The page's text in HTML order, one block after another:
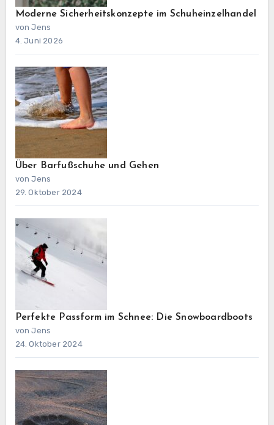
Moderne Sicherheitskonzepte im Schuheinzelhandel
von Jens
4. Juni 2026
Über Barfußschuhe und Gehen
von Jens
29. Oktober 2024
Perfekte Passform im Schnee: Die Snowboardboots
von Jens
24. Oktober 2024